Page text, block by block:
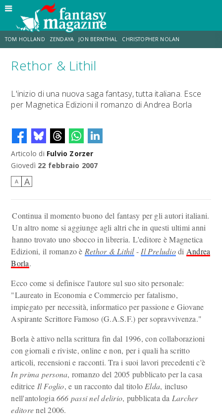
TOM HOLLAND ZENDAYA JON BERNTHAL CHRISTOPHER NOLAN
STRANIMONDI LUCCA COMICS & GAMES
JACOB BATALON ERIK SOMMERS
Rethor & Lithil
L'inizio di una nuova saga fantasy, tutta italiana. Esce
per Magnetica Edizioni il romanzo di Andrea Borla
Articolo di Fulvio Zorzer
Giovedì 22 febbraio 2007
A A
Continua il momento buono del fantasy per gli autori italiani.
Un altro nome si aggiunge agli altri che in questi ultimi anni
hanno trovato uno sbocco in libreria. L'editore è Magnetica
Edizioni, il romanzo è Rethor & Lithil- Il Preludiodi Andrea
Borla.
Ecco come si definisce l'autore sul suo sito personale:
"Laureato in Economia e Commercio per fatalismo,
impiegato per necessità, informatico per passione e Giovane
Aspirante Scrittore Famoso (G.A.S.F.) per sopravvivenza."
Borla è attivo nella scrittura fin dal 1996, con collaborazioni
con giornali e riviste, online e non, per i quali ha scritto
articoli, recensioni e racconti. Tra i suoi lavori precedenti c'è
In prima persona, romanzo del 2005 pubblicato per la casa
editrice Il Foglio, e un racconto dal titolo Elda, incluso
nell'antologia666 passi nel delirio, pubblicata da Larcher
editorenel 2006.